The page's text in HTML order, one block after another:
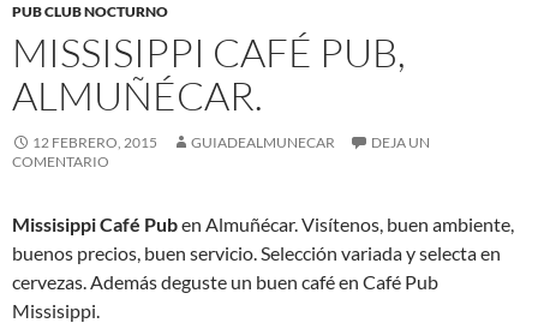
PUB CLUB NOCTURNO
MISSISIPPI CAFÉ PUB,
ALMUÑÉCAR.
12 FEBRERO, 2015 GUIADEALMUNECAR
DEJA UN
COMENTARIO
Missisippi Café Puben Almuñécar. Visítenos, buen ambiente,
buenos precios, buen servicio. Selección variada y selecta en
cervezas. Además deguste un buen café en Café Pub
Missisippi.